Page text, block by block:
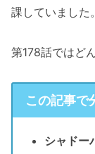
課していました。
第178話ではど
この記事で
シャドー